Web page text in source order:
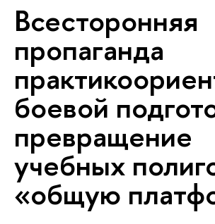
Всесторонняя
пропаганда
боевой
превращение
учебных
«общую